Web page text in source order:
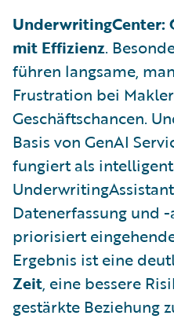
UnderwritingCenter:
mit Effizienz.
führen langsame,
Frustration bei
Geschäftschancen.
Basis von GenAI
fungiert als
Datenerfassung und
priorisiert
Ergebnis ist eine
Zeit, eine bessere
gestärkte Beziehung